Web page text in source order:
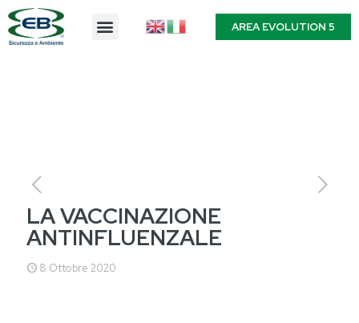
AREA EVOLUTION 5
LA VACCINAZIONE
ANTINFLUENZALE
8 Ottobre 2020